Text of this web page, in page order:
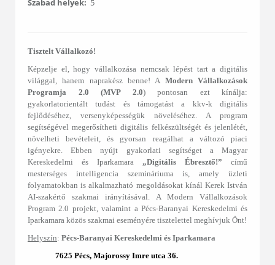
Szabad helyek: 5
Tisztelt Vállalkozó!
Képzelje el, hogy vállalkozása nemcsak lépést tart a digitális
világgal, hanem naprakész benne! A Modern Vállalkozások
Programja 2.0 (MVP 2.0) pontosan ezt kínálja:
gyakorlatorientált tudást és támogatást a kkv-k digitális
fejlődéséhez, versenyképességük növeléséhez. A program
segítségével megerősítheti digitális felkészültségét és jelenlétét,
növelheti bevételeit, és gyorsan reagálhat a változó piaci
igényekre. Ebben nyújt gyakorlati segítséget a Magyar
Kereskedelmi és Iparkamara „Digitális Ébresztő!” című
mesterséges intelligencia szemináriuma is, amely üzleti
folyamatokban is alkalmazható megoldásokat kínál Kerek István
AI-szakértő szakmai irányításával. A Modern Vállalkozások
Program 2.0 projekt, valamint a Pécs-Baranyai Kereskedelmi és
Iparkamara közös szakmai eseményére tisztelettel meghívjuk Önt!
Helyszín: Pécs-Baranyai Kereskedelmi és Iparkamara
7625 Pécs, Majorossy Imre utca 36.